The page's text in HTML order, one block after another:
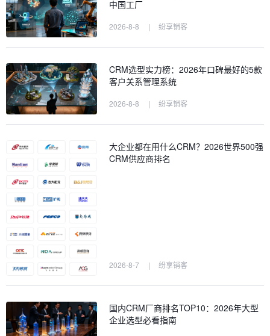
中国工厂
2026-8-8 | 纷享销客
CRM选型实力榜：2026年口碑最好的5款
客户关系管理系统
2026-8-8 | 纷享销客
大企业都在用什么CRM？2026世界500强
CRM供应商排名
2026-8-7 | 纷享销客
国内CRM厂商排名TOP10：2026年大型
企业选型必看指南